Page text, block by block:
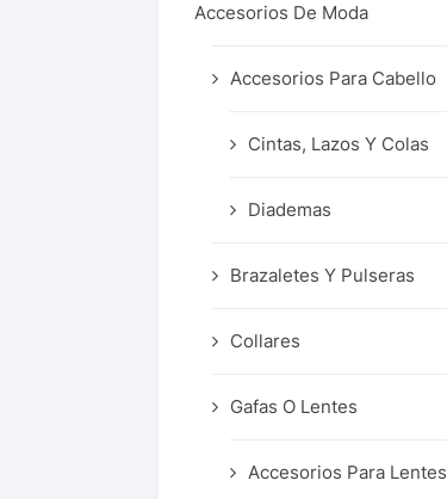
Accesorios De Moda
Accesorios Para Cabello
Cintas, Lazos Y Colas
Diademas
Brazaletes Y Pulseras
Collares
Gafas O Lentes
Accesorios Para Lentes